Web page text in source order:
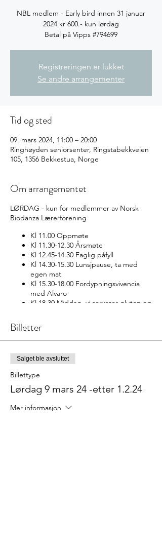
NBL medlem - Early bird innen 31 januar
2024 kr 600.- kun lørdag
Betal på Vipps #794699
Registreringen er lukket
Se andre arrangementer
Tid og sted
09. mars 2024, 11:00 – 20:00
Ringhøyden seniorsenter, Ringstabekkveien
105, 1356 Bekkestua, Norge
Om arrangementet
LØRDAG - kun for medlemmer av Norsk
Biodanza Lærerforening
Kl 11.00 Oppmøte
Kl 11.30-12.30 Årsmøte
Kl 12.45-14.30 Faglig påfyll
Kl 14.30-15.30 Lunsjpause, ta med
egen mat
Kl 15.30-18.00 Fordypningsvivencia
med Alvaro
Kl 18.30 Middag, vi serverer gluten og
Frukt, kaffe og te blir også servert
Billetter
Salget ble avsluttet
Billettype
Lørdag 9 mars 24 -etter 1.2.24
Mer informasjon